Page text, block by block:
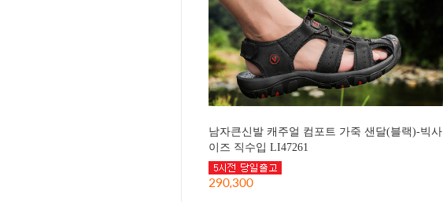
남자큰신발 캐주얼 컴포트 가죽 샌달(블랙)-빅사
이즈 직수입 LI47261
290,300